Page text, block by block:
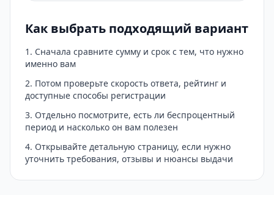
Как выбрать подходящий вариант
Сначала сравните сумму и срок с тем, что нужно
именно вам
Потом проверьте скорость ответа, рейтинг и
доступные способы регистрации
Отдельно посмотрите, есть ли беспроцентный
период и насколько он вам полезен
Открывайте детальную страницу, если нужно
уточнить требования, отзывы и нюансы выдачи